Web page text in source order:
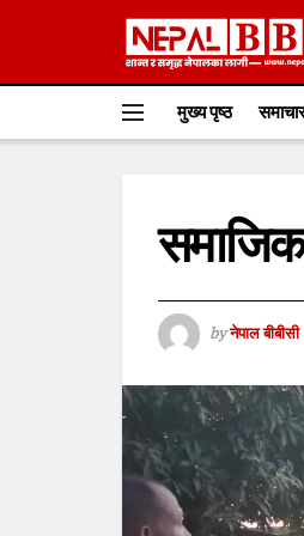
मुख्य पृष्ठ
समाजिक
by नेपाल बीबीसी